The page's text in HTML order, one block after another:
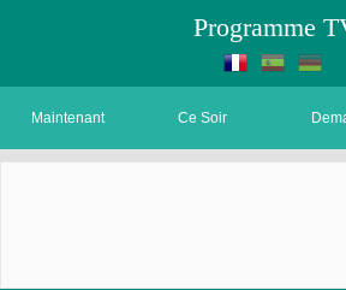
Programme
Maintenant Ce Soir